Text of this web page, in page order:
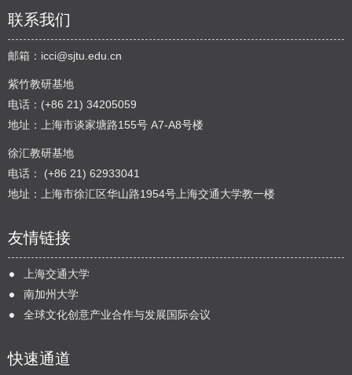
联系我们
邮箱： icci@sjtu.edu.cn
紫竹教研基地
电话：(+86 21) 34205059
地址：上海市谈家塘路155号 A7-A8号楼
徐汇教研基地
电话： (+86 21) 62933041
地址：上海市徐汇区华山路1954号上海交通大学教一楼
友情链接
上海交通大学
南加州大学
全球文化创意产业合作与发展国际会议
快速通道